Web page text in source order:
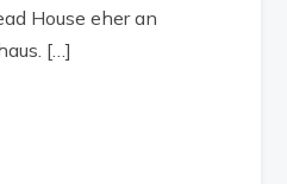
House eher an
[…]